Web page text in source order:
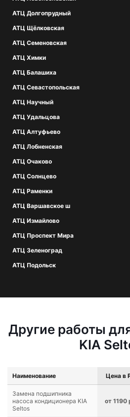
АТЦ Долгопрудный
АТЦ Щёлковская
АТЦ Семеновская
АТЦ Химки
АТЦ Балашиха
АТЦ Севастопольская
АТЦ Научный
АТЦ Удальцова
АТЦ Алтуфьево
АТЦ Лобненская
АТЦ Очаково
АТЦ Солнцево
АТЦ Раменки
АТЦ Варшавское ш
АТЦ Измайлово
АТЦ Проспект Мира
АТЦ Зеленоград
АТЦ Подольск
Другие работы
KIA
Наименование Цена в
Замена подшипника
насоса кондиционера KIA
Seltos
от 1190